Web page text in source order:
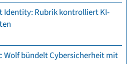
Identity: Rubrik kontrolliert KI-
Wolf bündelt Cybersicherheit mit